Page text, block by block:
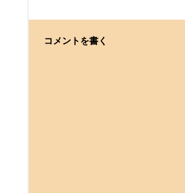
コメントを書く